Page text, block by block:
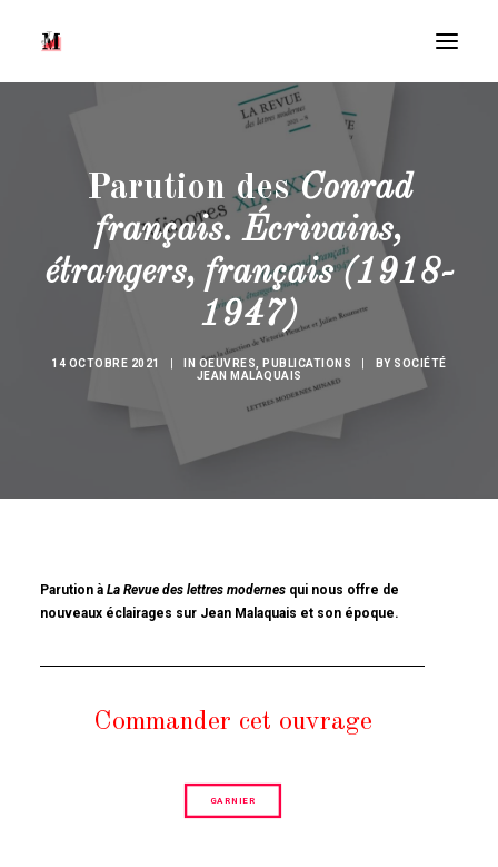
Recherche
Parution desConrad
français. Écrivains,
étrangers, français (1918-
1947)
14 OCTOBRE 2021 IN OEUVRES PUBLICATIONS BY SOCIÉTÉ
JEAN MALAQUAIS
Parution à La Revue des lettres modernes qui nous offre de
nouveaux éclairages sur Jean Malaquais et son époque.
Commander cet ouvrage
GARNIER